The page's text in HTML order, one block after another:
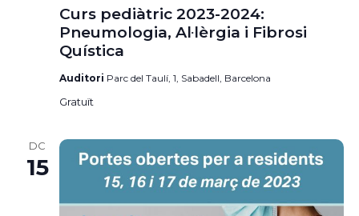
Curs pediàtric 2023-2024:
Pneumologia, Al·lèrgia i Fibrosi
Quística
Auditori Parc del Taulí, 1, Sabadell, Barcelona
Gratuït
DC
15